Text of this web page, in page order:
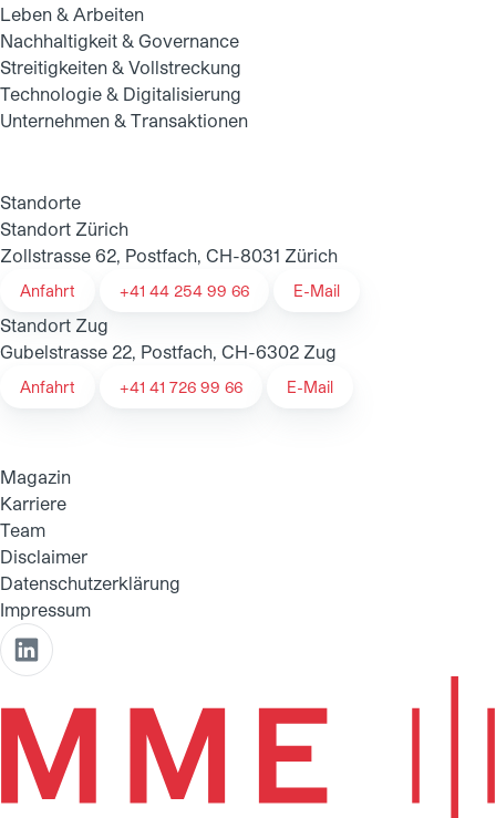
Leben & Arbeiten
Nachhaltigkeit & Governance
Streitigkeiten & Vollstreckung
Technologie & Digitalisierung
Unternehmen & Transaktionen
Standorte
Standort Zürich
Zollstrasse 62, Postfach, CH-8031 Zürich
Anfahrt +41 44 254 99 66 E-Mail
Standort Zug
Gubelstrasse 22, Postfach, CH-6302 Zug
Anfahrt +41 41 726 99 66 E-Mail
Magazin
Karriere
Team
Disclaimer
Datenschutzerklärung
Impressum